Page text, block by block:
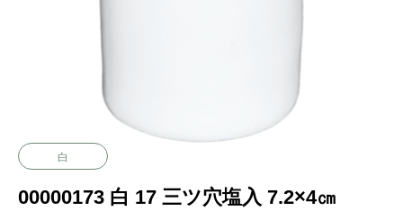
白
00000173 白 17 三ツ穴塩入 7.2×4㎝